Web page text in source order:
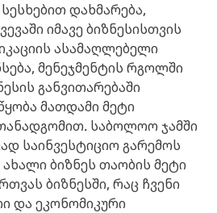
დახმარება,
იმავე ბიზნესისთვის
ასამაღლებელი
მენეჯმენტის რგოლში
განვითარებაში
მათდამი მეტი
საბოლოო ჯამში
საინვესტიციო გარემოს
ბიზნეს თაობის მეტი
ბიზნესში, რაც ჩვენი
და ეკონომიკური